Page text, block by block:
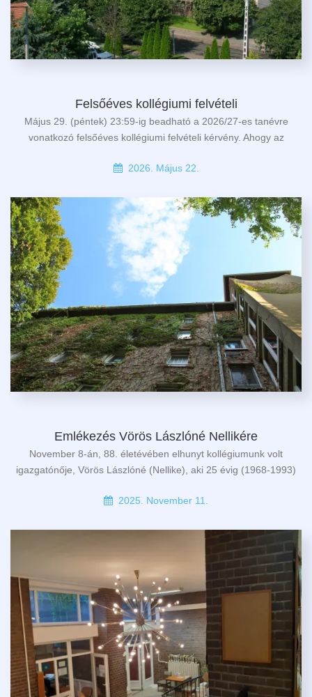
Felsőéves kollégiumi felvételi
Május 29. (péntek) 23:59-ig beadható a 2026/27-es tanévre
vonatkozó felsőéves kollégiumi felvételi kérvény. Ahogy az
2026. Május 22.
Emlékezés Vörös Lászlóné Nellikére
November 8-án, 88. életévében elhunyt kollégiumunk volt
igazgatónője, Vörös Lászlóné (Nellike), aki 25 évig (1968-1993)
2025. November 11.